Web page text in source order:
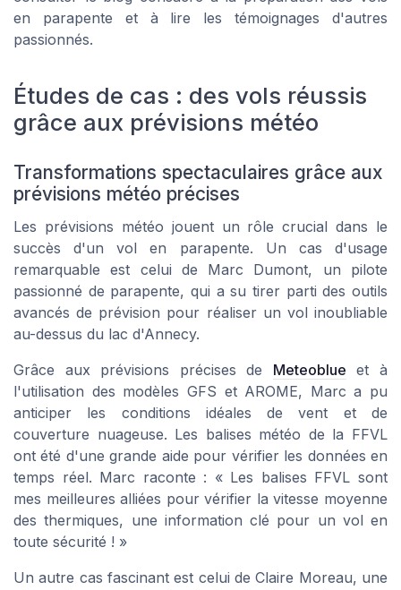
en parapente et à lire les témoignages d'autres
passionnés.
Études de cas : des vols réussis
grâce aux prévisions météo
Transformations spectaculaires grâce aux
prévisions météo précises
Les prévisions météo jouent un rôle crucial dans le
succès d'un vol en parapente. Un cas d'usage
remarquable est celui de Marc Dumont, un pilote
passionné de parapente, qui a su tirer parti des outils
avancés de prévision pour réaliser un vol inoubliable
au-dessus du lac d'Annecy.
Grâce aux prévisions précises de Meteoblue et à
l'utilisation des modèles GFS et AROME, Marc a pu
anticiper les conditions idéales de vent et de
couverture nuageuse. Les balises météo de la FFVL
ont été d'une grande aide pour vérifier les données en
temps réel. Marc raconte : « Les balises FFVL sont
mes meilleures alliées pour vérifier la vitesse moyenne
des thermiques, une information clé pour un vol en
toute sécurité ! »
Un autre cas fascinant est celui de Claire Moreau, une